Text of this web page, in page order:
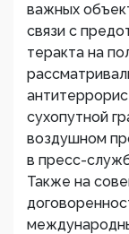
важных
связи с
теракта на
сухопутной
воздушном
в пресс-
Также на